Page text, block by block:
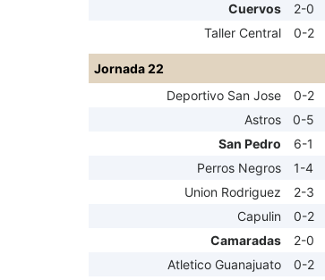
Cuervos
2-0
Taller Central
0-2
Jornada 22
Deportivo San Jose
0-2
Astros
0-5
San Pedro
6-1
Perros Negros
1-4
Union Rodriguez
2-3
Capulin
0-2
Camaradas
2-0
Atletico Guanajuato
0-2